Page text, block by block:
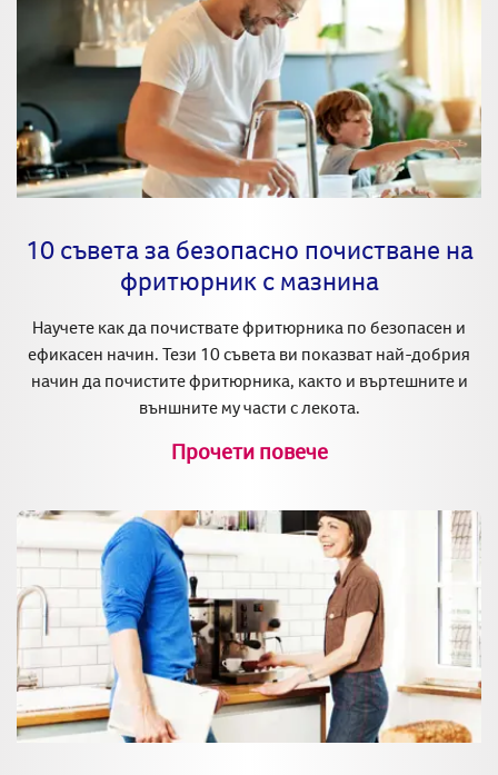
10 съвета за безопасно почистване на
фритюрник с мазнина
Научете как да почиствате фритюрника по безопасен и
ефикасен начин. Тези 10 съвета ви показват най-добрия
начин да почистите фритюрника, както и въртешните и
външните му части с лекота.
Прочети повече